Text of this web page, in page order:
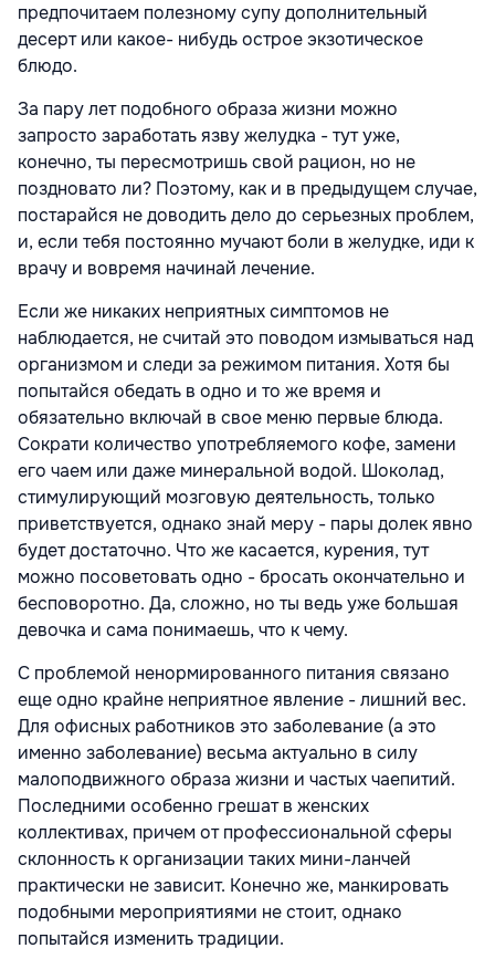
предпочитаем полезному супу дополнительный
десерт или какое- нибудь острое экзотическое
блюдо.
За пару лет подобного образа жизни можно
запросто заработать язву желудка - тут уже,
конечно, ты пересмотришь свой рацион, но не
поздновато ли? Поэтому, как и в предыдущем случае,
постарайся не доводить дело до серьезных проблем,
и, если тебя постоянно мучают боли в желудке, иди к
врачу и вовремя начинай лечение.
Если же никаких неприятных симптомов не
наблюдается, не считай это поводом измываться над
организмом и следи за режимом питания. Хотя бы
попытайся обедать в одно и то же время и
обязательно включай в свое меню первые блюда.
Сократи количество употребляемого кофе, замени
его чаем или даже минеральной водой. Шоколад,
стимулирующий мозговую деятельность, только
приветствуется, однако знай меру - пары долек явно
будет достаточно. Что же касается, курения, тут
можно посоветовать одно - бросать окончательно и
бесповоротно. Да, сложно, но ты ведь уже большая
девочка и сама понимаешь, что к чему.
С проблемой ненормированного питания связано
еще одно крайне неприятное явление - лишний вес.
Для офисных работников это заболевание (а это
именно заболевание) весьма актуально в силу
малоподвижного образа жизни и частых чаепитий.
Последними особенно грешат в женских
коллективах, причем от профессиональной сферы
склонность к организации таких мини-ланчей
практически не зависит. Конечно же, манкировать
подобными мероприятиями не стоит, однако
попытайся изменить традиции.